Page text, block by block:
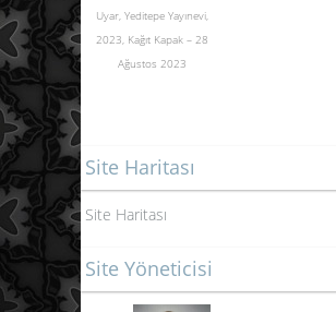
Uyar, Yeditepe Yayınevi,
2023, Kağıt Kapak – 28
Ağustos 2023
Site Haritası
Site Haritası
Site Yöneticisi